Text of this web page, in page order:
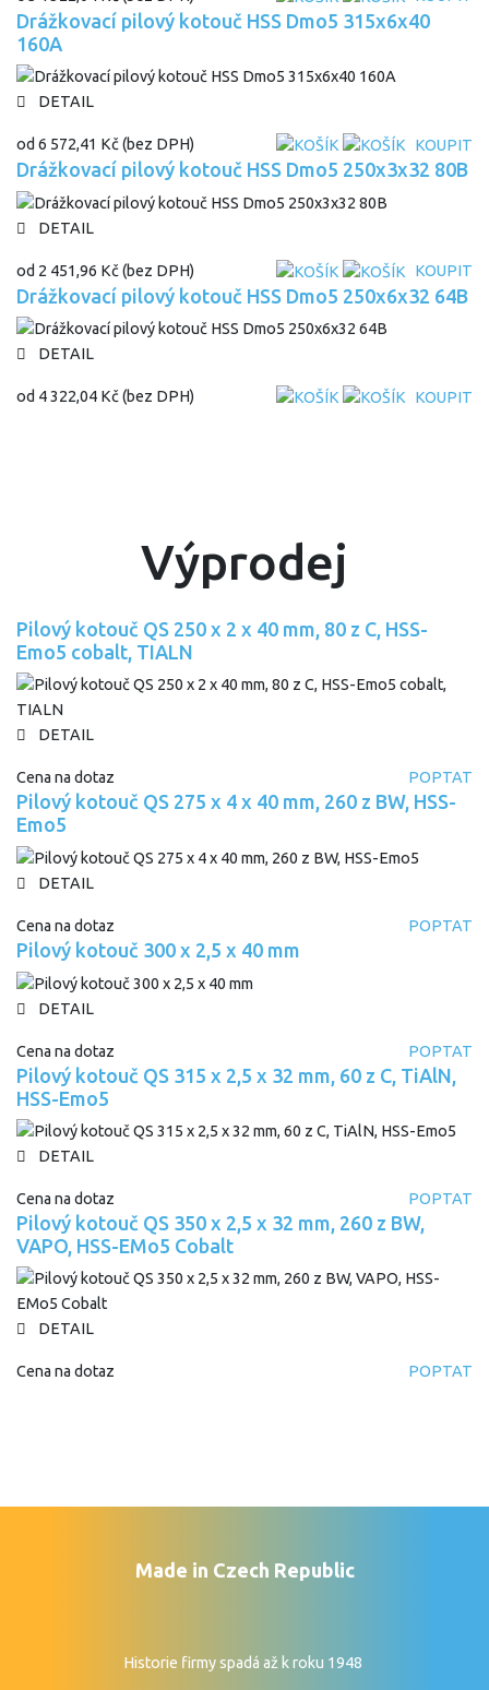
Drážkovací pilový kotouč HSS Dmo5 315x6x40
160A
DETAIL
od 6 572,41 Kč(bez DPH) KOUPIT
Drážkovací pilový kotouč HSS Dmo5 250x3x32 80B
DETAIL
od 2 451,96 Kč (bez DPH) KOUPIT
Drážkovací pilový kotouč HSS Dmo5 250x6x32 64B
DETAIL
od 4 322,04 Kč(bez DPH) KOUPIT
Výprodej
Pilový kotouč QS 250 x 2 x 40 mm, 80 z C, HSS-
Emo5 cobalt, TIALN
DETAIL
Cena na dotaz POPTAT
Pilový kotouč QS 275 x 4 x 40 mm, 260 z BW, HSS-
Emo5
DETAIL
Cena na dotaz POPTAT
Pilový kotouč 300 x 2,5 x 40 mm
DETAIL
Cena na dotaz POPTAT
Pilový kotouč QS 315 x 2,5 x 32 mm, 60 z C, TiAlN,
HSS-Emo5
DETAIL
Cena na dotaz POPTAT
Pilový kotouč QS 350 x 2,5 x 32 mm, 260 z BW,
VAPO, HSS-EMo5 Cobalt
DETAIL
Cena na dotaz POPTAT
Made in Czech Republic
Historie firmy spadá až k roku 1948